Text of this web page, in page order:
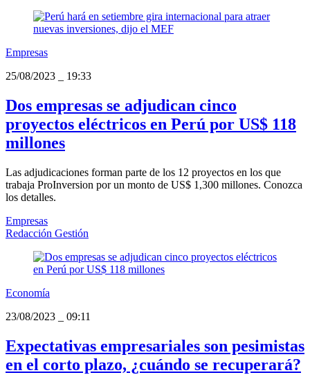
Empresas
25/08/2023
19:33
Dos empresas se adjudican cinco
proyectos eléctricos en Perú por US$ 118
millones
Las adjudicaciones forman parte de los 12 proyectos en los que
trabaja ProInversion por un monto de US$ 1,300 millones. Conozca
los detalles.
Empresas
Redacción Gestión
Economía
23/08/2023
09:11
Expectativas empresariales son pesimistas
en el corto plazo, ¿cuándo se recuperará?